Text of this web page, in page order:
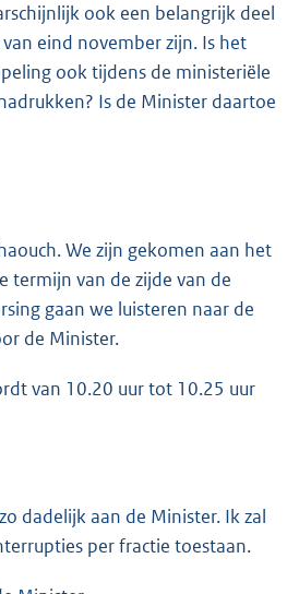
ook een belangrijk deel
eind november zijn. Is het
ook tijdens de ministeriële
Is de Minister daartoe
We zijn gekomen aan het
termijn van de zijde van de
gaan we luisteren naar de
de Minister.
van 10.20 uur tot 10.25 uur
dadelijk aan de Minister. Ik zal
per fractie toestaan.